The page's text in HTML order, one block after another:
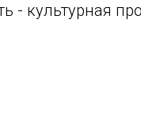
- культурная